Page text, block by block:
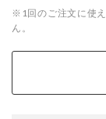
※1回のご注文に使
ん。